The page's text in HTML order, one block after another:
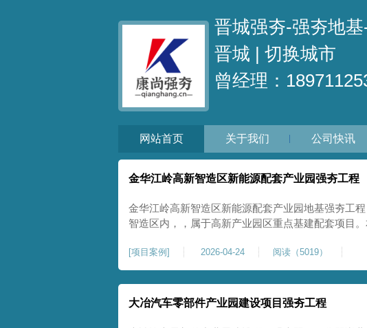
晋城强夯-强夯地
晋城 | 切换城市
曾经理：
网站首页 关于我们 公司快讯
金华江岭高新智造区新能源配套产业园强夯工程
金华江岭高新智造区新能源配套产业园地基强夯工
智造区内，，属于高新产业园区重点基建配套项目
区新建建设用地，原始场地土质松散、土层固结不均
载力偏弱。新能源产业园厂房及配套设施对
[项目案例 ] 2026-04-24 阅读（5019）
大冶汽车零部件产业园建设项目强夯工程